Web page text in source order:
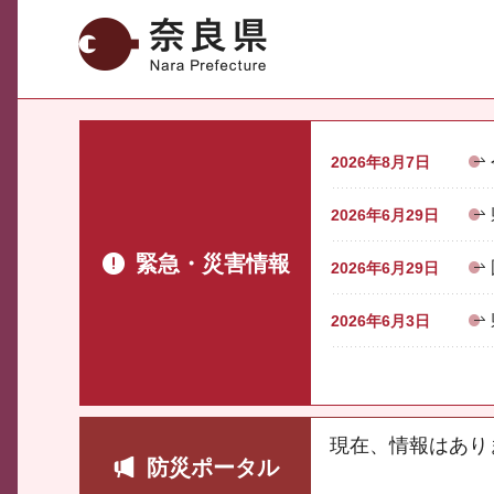
奈良県
緊急・災害情報
2026年8月7日
2026年6月29日
2026年6月29日
2026年6月3日
防災ポータル
現在、情報はあり